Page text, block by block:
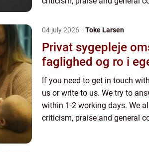
04 july 2026 Toke Larsen
Privat sygepleje omsorg,
faglighed og ro i
If you need to get in touch
us or write to us. We try to
within 1-2 working days. We
criticism, praise and general